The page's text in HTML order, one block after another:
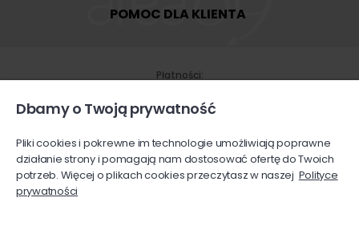
POMOC DLA KLIENTA
Płatności:
Shoper
przy odbiorze
Przelew
Dbamy o Twoją prywatność
Pliki cookies i pokrewne im technologie umożliwiają poprawne
działanie strony i pomagają nam dostosować ofertę do Twoich
potrzeb. Więcej o plikach cookies przeczytasz w naszej Polityce
prywatności